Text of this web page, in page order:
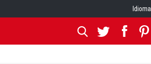
Idioma